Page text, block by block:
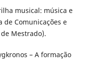
musical: música e
de Comunicações e
de Mestrado).
– A formação